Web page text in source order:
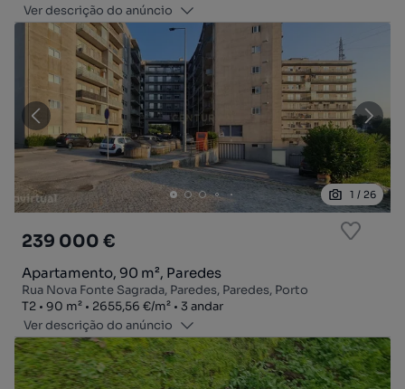
Ver descrição do anúncio
1 / 26
239 000 €
Apartamento, 90 m², Paredes
Rua Nova Fonte Sagrada, Paredes, Paredes, Porto
Tipologia
T2
Zona90 m²
Preço por metro quadrado
2655,56 €/m²
Andar
3 andar
Ver descrição do anúncio